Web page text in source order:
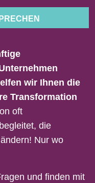
wir Ihnen die
Transformation
oft
die
Nur wo
und finden mit